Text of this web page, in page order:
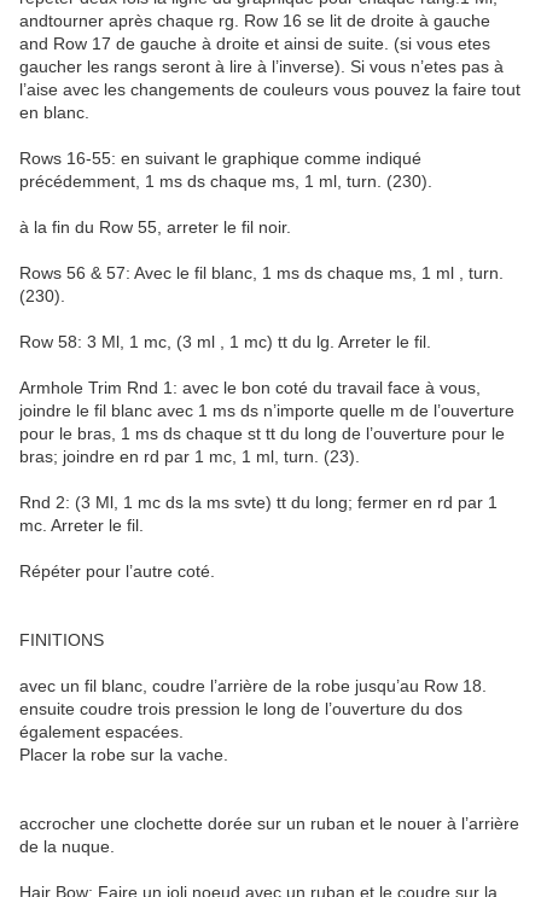
andtourner après chaque rg. Row 16 se lit de droite à gauche
and Row 17 de gauche à droite et ainsi de suite. (si vous etes
gaucher les rangs seront à lire à l’inverse). Si vous n’etes pas à
l’aise avec les changements de couleurs vous pouvez la faire tout
en blanc.
Rows 16-55: en suivant le graphique comme indiqué
précédemment, 1 ms ds chaque ms, 1 ml, turn. (230).
à la fin du Row 55, arreter le fil noir.
Rows 56 & 57: Avec le fil blanc, 1 ms ds chaque ms, 1 ml , turn.
(230).
Row 58: 3 Ml, 1 mc, (3 ml , 1 mc) tt du lg. Arreter le fil.
Armhole Trim Rnd 1: avec le bon coté du travail face à vous,
joindre le fil blanc avec 1 ms ds n’importe quelle m de l’ouverture
pour le bras, 1 ms ds chaque st tt du long de l’ouverture pour le
bras; joindre en rd par 1 mc, 1 ml, turn. (23).
Rnd 2: (3 Ml, 1 mc ds la ms svte) tt du long; fermer en rd par 1
mc. Arreter le fil.
Répéter pour l’autre coté.
FINITIONS
avec un fil blanc, coudre l’arrière de la robe jusqu’au Row 18.
ensuite coudre trois pression le long de l’ouverture du dos
également espacées.
Placer la robe sur la vache.
accrocher une clochette dorée sur un ruban et le nouer à l’arrière
de la nuque.
Hair Bow: Faire un joli noeud avec un ruban et le coudre sur la